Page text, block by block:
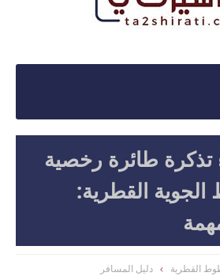
تذكرة طائرة رخصية
القطرية:
القطرية دليل المسافر